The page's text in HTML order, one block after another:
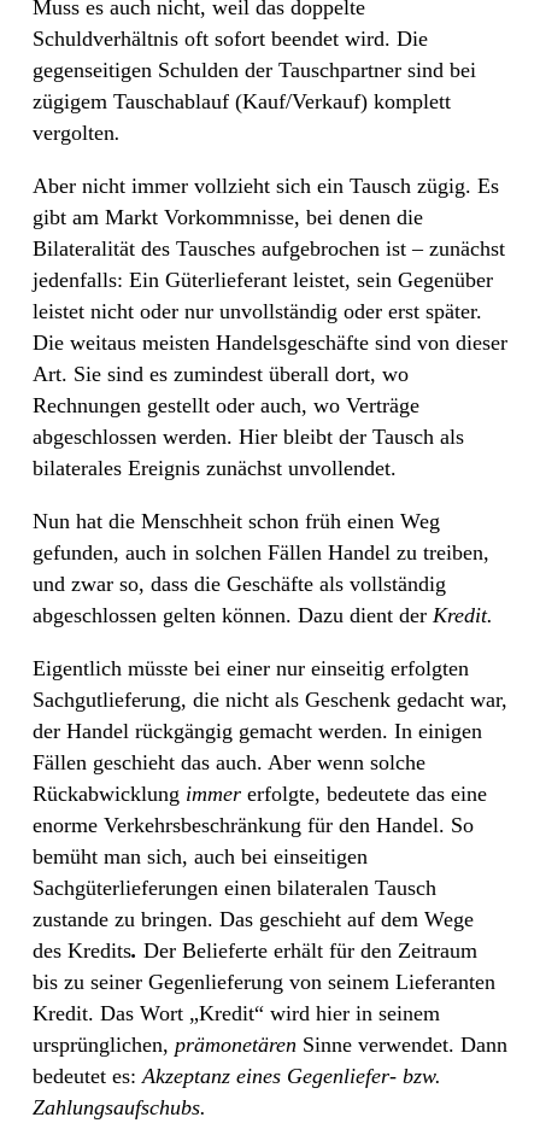
Muss es auch nicht, weil das doppelte
Schuldverhältnis oft sofort beendet wird. Die
gegenseitigen Schulden der Tauschpartner sind bei
zügigem Tauschablauf (Kauf/Verkauf) komplett
vergolten.
Aber nicht immer vollzieht sich ein Tausch zügig. Es
gibt am Markt Vorkommnisse, bei denen die
Bilateralität des Tausches aufgebrochen ist – zunächst
jedenfalls: Ein Güterlieferant leistet, sein Gegenüber
leistet nicht oder nur unvollständig oder erst später.
Die weitaus meisten Handelsgeschäfte sind von dieser
Art. Sie sind es zumindest überall dort, wo
Rechnungen gestellt oder auch, wo Verträge
abgeschlossen werden. Hier bleibt der Tausch als
bilaterales Ereignis zunächst unvollendet.
Nun hat die Menschheit schon früh einen Weg
gefunden, auch in solchen Fällen Handel zu treiben,
und zwar so, dass die Geschäfte als vollständig
abgeschlossen gelten können. Dazu dient der Kredit.
Eigentlich müsste bei einer nur einseitig erfolgten
Sachgutlieferung, die nicht als Geschenk gedacht war,
der Handel rückgängig gemacht werden. In einigen
Fällen geschieht das auch. Aber wenn solche
Rückabwicklung immer erfolgte, bedeutete das eine
enorme Verkehrsbeschränkung für den Handel. So
bemüht man sich, auch bei einseitigen
Sachgüterlieferungen einen bilateralen Tausch
zustande zu bringen. Das geschieht auf dem Wege
des Kredits. Der Belieferte erhält für den Zeitraum
bis zu seiner Gegenlieferung von seinem Lieferanten
Kredit. Das Wort „Kredit“ wird hier in seinem
ursprünglichen, prämonetären Sinne verwendet. Dann
bedeutet es:Akzeptanz eines Gegenliefer- bzw.
Zahlungsaufschubs.